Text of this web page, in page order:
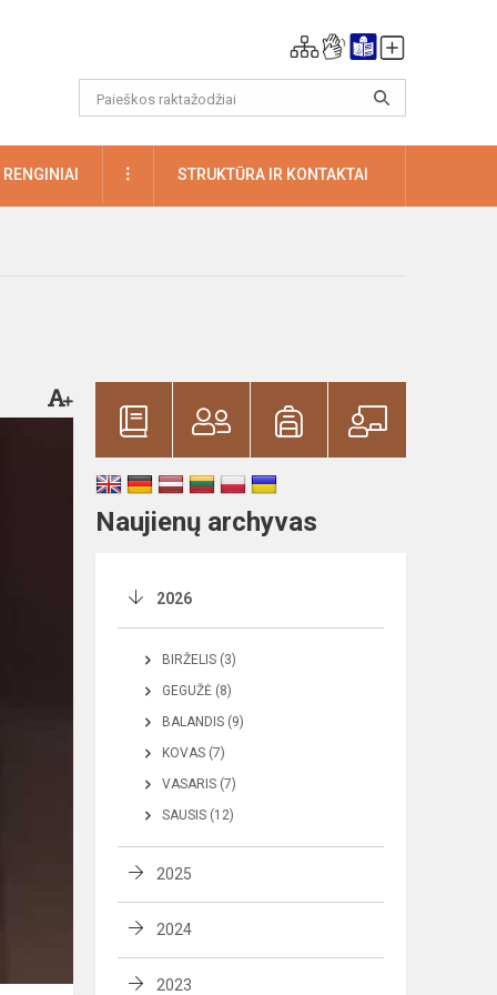
RENGINIAI DAUGIAUSTRUKTŪRA IR KONTAKTAI
Naujienų archyvas
2026
BIRŽELIS (3)
GEGUŽĖ (8)
BALANDIS (9)
KOVAS (7)
VASARIS (7)
SAUSIS (12)
2025
2024
2023